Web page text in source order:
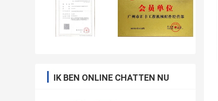
IK BEN ONLINE CHATTEN NU